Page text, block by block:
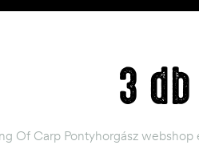
3
Of Carp Pontyhorgász webshop